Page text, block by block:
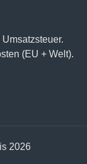
von der
werden.
das neue,
machen
(EU + Welt).
2026